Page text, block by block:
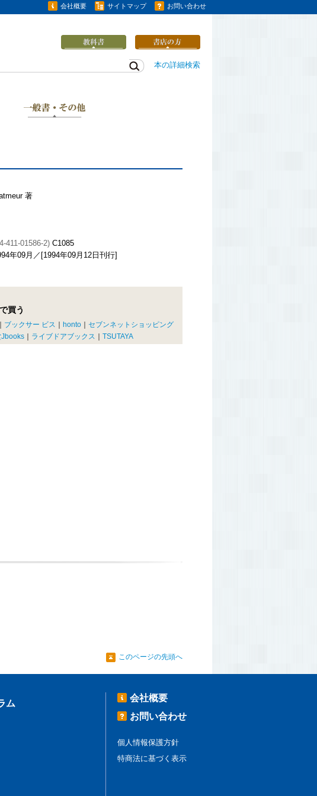
会社概要 サイトマップ お問い合わせ
本の詳細検索
著
411-01586-2) C1085
年09月／[1994年09月12日刊行]
買う
ブックサー ビス honto
セブンネットショッピング
ライブドアブックス TSUTAYA
このページの先頭へ
ム
会社概要
お問い合わせ
個人情報保護方針
特商法に基づく表示